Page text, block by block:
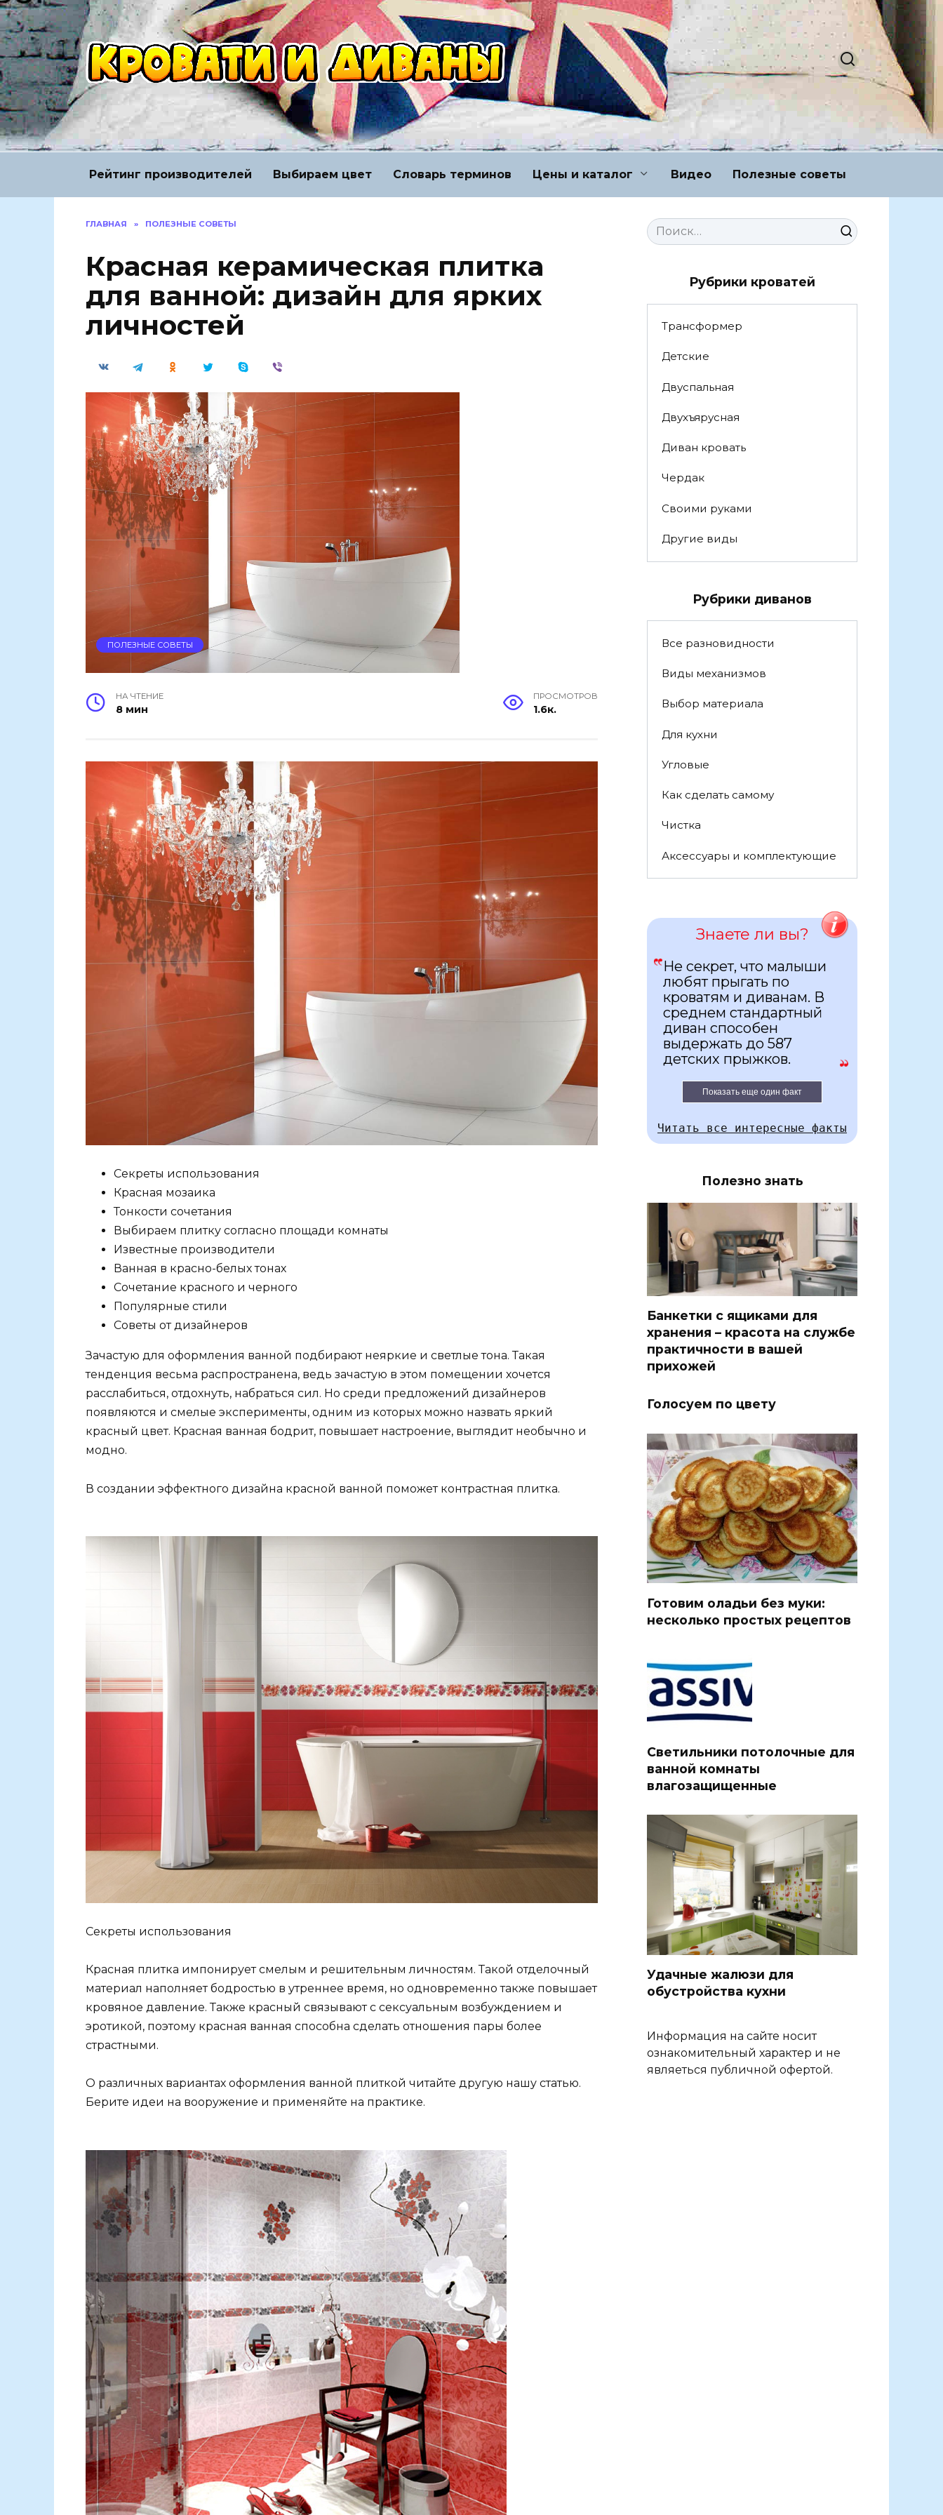
Перейти
к
содержанию
Рейтинг производителей Выбираем цвет Словарь терминов Цены и каталог Видео Полезные советы
ГЛАВНАЯ » ПОЛЕЗНЫЕ СОВЕТЫ
Красная керамическая плитка
для ванной: дизайн для ярких
личностей
ПОЛЕЗНЫЕ СОВЕТЫ
НА ЧТЕНИЕ
8 мин
ПРОСМОТРОВ
1.6к.
Секреты использования
Красная мозаика
Тонкости сочетания
Выбираем плитку согласно площади комнаты
Известные производители
Ванная в красно-белых тонах
Сочетание красного и черного
Популярные стили
Советы от дизайнеров
Зачастую для оформления ванной подбирают неяркие и светлые тона. Такая
тенденция весьма распространена, ведь зачастую в этом помещении хочется
расслабиться, отдохнуть, набраться сил. Но среди предложений дизайнеров
появляются и смелые эксперименты, одним из которых можно назвать яркий
красный цвет. Красная ванная бодрит, повышает настроение, выглядит необычно и
модно.
В создании эффектного дизайна красной ванной поможет контрастная плитка.
Секреты использования
Красная плитка импонирует смелым и решительным личностям. Такой отделочный
материал наполняет бодростью в утреннее время, но одновременно также повышает
кровяное давление. Также красный связывают с сексуальным возбуждением и
эротикой, поэтому красная ванная способна сделать отношения пары более
страстными.
О различных вариантах оформления ванной плиткой читайте другую нашу статью.
Берите идеи на вооружение и применяйте на практике.
Search
for:
Рубрики кроватей
Трансформер
Детские
Двуспальная
Двухъярусная
Диван кровать
Чердак
Своими руками
Другие виды
Рубрики диванов
Все разновидности
Виды механизмов
Выбор материала
Для кухни
Угловые
Как сделать самому
Чистка
Аксессуары и комплектующие
Знаете ли вы?
Не секрет, что малыши
любят прыгать по
кроватям и диванам. В
среднем стандартный
диван способен
выдержать до 587
детских прыжков.
Показать еще один факт
Читать все интересные факты
Полезно знать
Банкетки с ящиками для
хранения – красота на службе
практичности в вашей
прихожей
Голосуем по цвету
Готовим оладьи без муки:
несколько простых рецептов
Светильники потолочные для
ванной комнаты
влагозащищенные
Удачные жалюзи для
обустройства кухни
Информация на сайте носит
ознакомительный характер и не
являеться публичной офертой.